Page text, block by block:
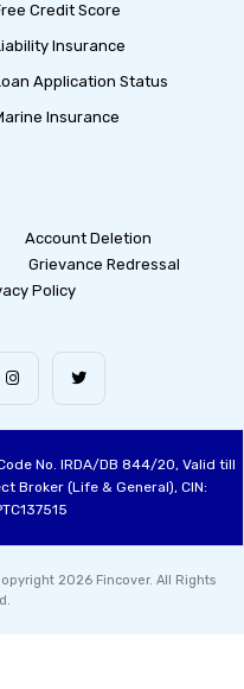
Credit Score
Insurance
Application Status
Insurance
Account Deletion
Grievance Redressal
Policy
No. IRDA/DB 844/20, Valid till
Broker (Life & General), CIN:
2026 Fincover. All Rights